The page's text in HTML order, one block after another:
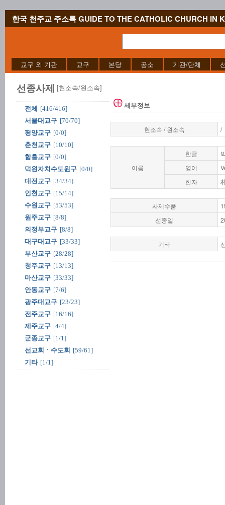
한국 천주교 주소록 GUIDE TO THE CATHOLIC CHURCH IN
교구 외 기관 교구 본당 공소 기관/단체
선종사제 [현소속/원소속]
전체
[416/416]
서울대교구 [70/70]
평양교구 [0/0]
춘천교구 [10/10]
함흥교구 [0/0]
덕원자치수도원구 [0/0]
대전교구 [34/34]
인천교구 [15/14]
수원교구 [53/53]
원주교구 [8/8]
의정부교구 [8/8]
대구대교구 [33/33]
부산교구 [28/28]
청주교구 [13/13]
마산교구 [33/33]
안동교구 [7/6]
광주대교구 [23/23]
전주교구 [16/16]
제주교구 [4/4]
군종교구 [1/1]
선교회ㆍ수도회 [59/61]
기타 [1/1]
세부정보
현소속 / 원소속 /
이름
한글
영어
한자
사제수품
선종일
기타